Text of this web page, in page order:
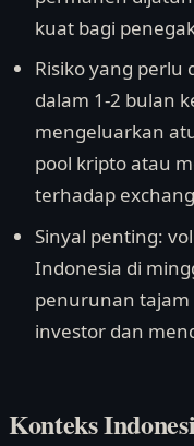
kuat bagi
Risiko yang perlu
dalam 1-2 bulan
mengeluarkan
pool kripto atau
terhadap
Sinyal penting:
Indonesia di
penurunan tajam
investor dan
Konteks